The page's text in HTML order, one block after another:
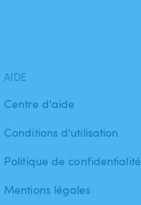
AIDE
Centre d'aide
Conditions d'utilisation
Politique de confidentialité
Mentions légales